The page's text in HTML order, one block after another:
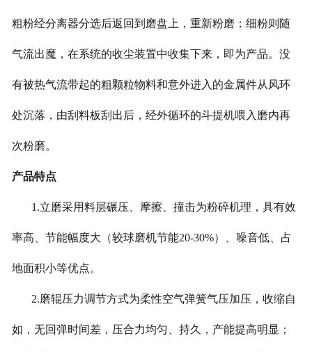
粗粉经分离器分选后返回到磨盘上，重新粉磨；细粉则随
气流出魔，在系统的收尘装置中收集下来，即为产品。没
有被热气流带起的粗颗粒物料和意外进入的金属件从风环
处沉落，由刮料板刮出后，经外循环的斗提机喂入磨内再
次粉磨。
产品特点
1.立磨采用料层碾压、摩擦、撞击为粉碎机理，具有效
率高、节能幅度大（较球磨机节能20-30%）、噪音低、占
地面积小等优点。
2.磨辊压力调节方式为柔性空气弹簧气压加压，收缩自
如，无回弹时间差，压合力均匀、持久，产能提高明显；